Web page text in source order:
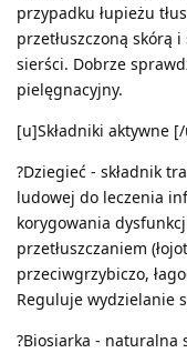
przypadku łupieżu
przetłuszczoną skórą
sierści. Dobrze
pielęgnacyjny.
[u]Składniki aktywne
?Dziegieć - składnik
ludowej do leczenia
korygowania
przetłuszczaniem
przeciwgrzybiczo,
Reguluje wydzielanie
?Biosiarka - naturalna